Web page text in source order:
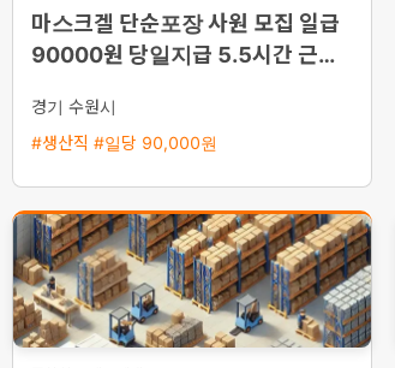
마스크겔 단순포장 사원 모집 일급
90000원 당일지급 5.5시간 근무
경기 수원시
#생산직 #일당 90,000원